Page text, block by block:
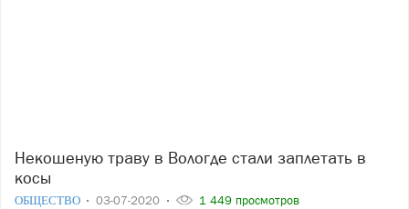
Некошеную траву в Вологде стали заплетать в
косы
ОБЩЕСТВО 03-07-2020 1 449 просмотров